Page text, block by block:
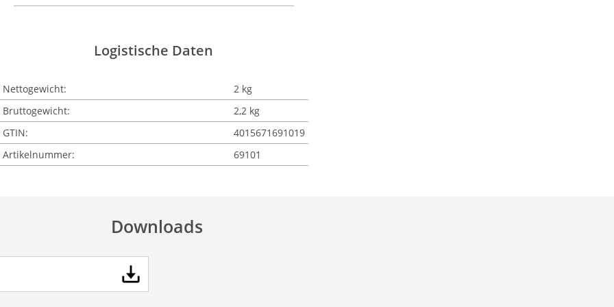
Logistische Daten
Nettogewicht:
2 kg
Bruttogewicht:
2,2 kg
GTIN:
4015671691019
Artikelnummer:
69101
Downloads